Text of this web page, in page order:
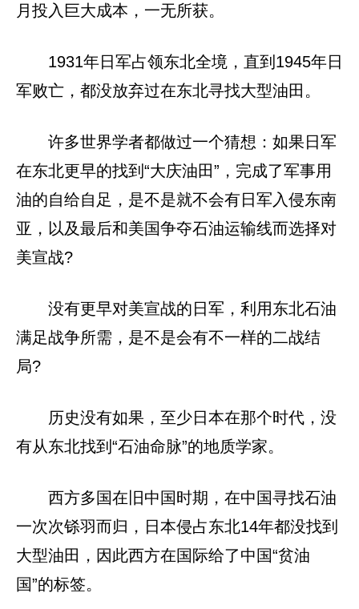
月投入巨大成本，一无所获。
1931年日军占领东北全境，直到1945年日
军败亡，都没放弃过在东北寻找大型油田。
许多世界学者都做过一个猜想：如果日军
在东北更早的找到“大庆油田”，完成了军事用
油的自给自足，是不是就不会有日军入侵东南
亚，以及最后和美国争夺石油运输线而选择对
美宣战?
没有更早对美宣战的日军，利用东北石油
满足战争所需，是不是会有不一样的二战结
局?
历史没有如果，至少日本在那个时代，没
有从东北找到“石油命脉”的地质学家。
西方多国在旧中国时期，在中国寻找石油
一次次铩羽而归，日本侵占东北14年都没找到
大型油田，因此西方在国际给了中国“贫油
国”的标签。